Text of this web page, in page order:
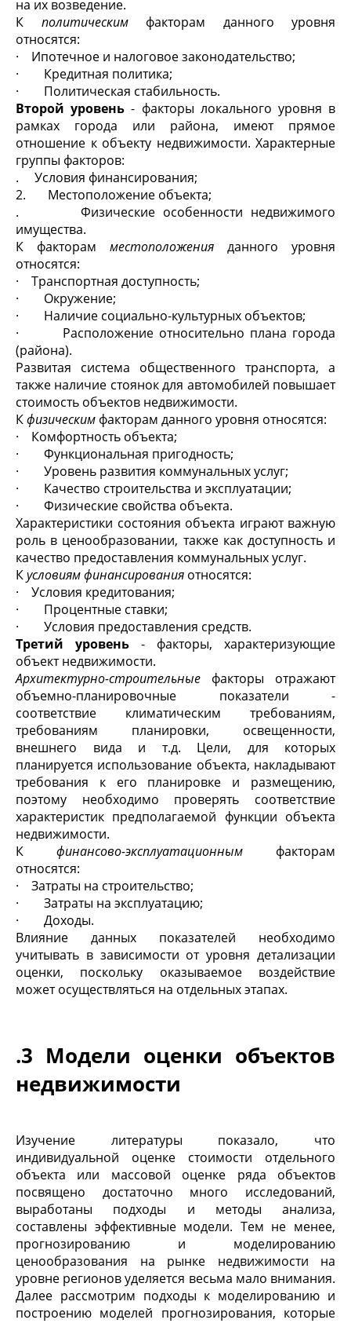
на их возведение.
К политическимфакторам данного уровня
относятся:
· Ипотечное и налоговое законодательство;
· Кредитная политика;
· Политическая стабильность.
Второй уровень - факторы локального уровня в
рамках города или района, имеют прямое
отношение к объекту недвижимости. Характерные
группы факторов:
. Условия финансирования;
2. Местоположение объекта;
. Физические особенности недвижимого
имущества.
К факторам местоположения данного уровня
относятся:
· Транспортная доступность;
· Окружение;
· Наличие социально-культурных объектов;
· Расположение относительно плана города
(района).
Развитая система общественного транспорта, а
также наличие стоянок для автомобилей повышает
стоимость объектов недвижимости.
Кфизическим факторам данного уровня относятся:
· Комфортность объекта;
· Функциональная пригодность;
· Уровень развития коммунальных услуг;
· Качество строительства и эксплуатации;
· Физические свойства объекта.
Характеристики состояния объекта играют важную
роль в ценообразовании, также как доступность и
качество предоставления коммунальных услуг.
Кусловиям финансирования относятся:
· Условия кредитования;
· Процентные ставки;
· Условия предоставления средств.
Третий уровень - факторы, характеризующие
объект недвижимости.
Архитектурно-строительные факторы отражают
объемно-планировочные показатели -
соответствие климатическим требованиям,
требованиям планировки, освещенности,
внешнего вида и т.д. Цели, для которых
планируется использование объекта, накладывают
требования к его планировке и размещению,
поэтому необходимо проверять соответствие
характеристик предполагаемой функции объекта
недвижимости.
К финансово-эксплуатационным факторам
относятся:
· Затраты на строительство;
· Затраты на эксплуатацию;
· Доходы.
Влияние данных показателей необходимо
учитывать в зависимости от уровня детализации
оценки, поскольку оказываемое воздействие
может осуществляться на отдельных этапах.
.3 Модели оценки объектов
недвижимости
Изучение литературы показало, что
индивидуальной оценке стоимости отдельного
объекта или массовой оценке ряда объектов
посвящено достаточно много исследований,
выработаны подходы и методы анализа,
составлены эффективные модели. Тем не менее,
прогнозированию и моделированию
ценообразования на рынке недвижимости на
уровне регионов уделяется весьма мало внимания.
Далее рассмотрим подходы к моделированию и
построению моделей прогнозирования, которые